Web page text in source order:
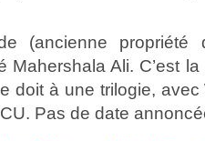
(ancienne
Mahershala Ali. C’est
doit à une trilogie,
Pas de date